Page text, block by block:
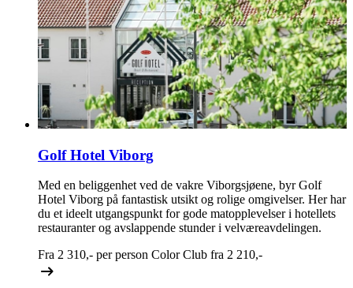
Golf Hotel Viborg
Med en beliggenhet ved de vakre Viborgsjøene, byr Golf
Hotel Viborg på fantastisk utsikt og rolige omgivelser. Her har
du et ideelt utgangspunkt for gode matopplevelser i hotellets
restauranter og avslappende stunder i velværeavdelingen.
Fra 2 310,- per person Color Club fra 2 210,-